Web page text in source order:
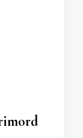
Flammes Jumelles Enjeu primordial du transit de Jupiter en Lion du 1er Juillet 2026 au 25 Juillet 2027 : L’Ego !